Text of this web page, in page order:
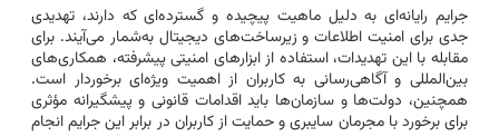
جرایم رایانه‌ای به دلیل ماهیت پیچیده و گسترده‌ای که دارند، تهدیدی
جدی برای امنیت اطلاعات و زیرساخت‌های دیجیتال به‌شمار می‌آیند. برای
مقابله با این تهدیدات، استفاده از ابزارهای امنیتی پیشرفته، همکاری‌های
بین‌المللی و آگاهی‌رسانی به کاربران از اهمیت ویژه‌ای برخوردار است.
همچنین، دولت‌ها و سازمان‌ها باید اقدامات قانونی و پیشگیرانه مؤثری
برای برخورد با مجرمان سایبری و حمایت از کاربران در برابر این جرایم انجام